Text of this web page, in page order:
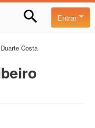
Entrar
Costa